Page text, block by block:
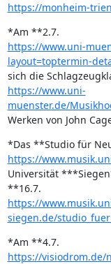
https://monheim-
https://www.uni-
layout=toptermin-
https://www.uni-
muenster.de/
Werken von John
https://
Universität
https://
siegen.de/
https://visiodrom.de/